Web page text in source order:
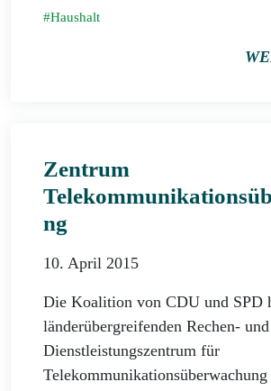
Haushalt
Zentrum
ng
10. April 2015
Die Koalition von CDU und SPD
länderübergreifenden Rechen- und
Dienstleistungszentrum für